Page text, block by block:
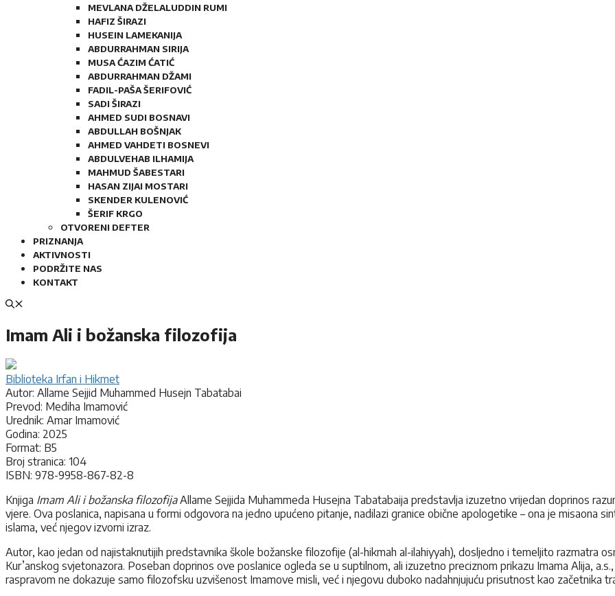
MEVLANA DŽELALUDDIN RUMI
HAFIZ ŠIRAZI
HUSEIN LAMEKANIJA
ABDURRAHMAN SIRIJA
MUSA ĆAZIM ĆATIĆ
ABDURRAHMAN DŽAMI
FADIL-PAŠA ŠERIFOVIĆ
SADI ŠIRAZI
AHMED SUDI BOSNAVI
ABDULLAH BOŠNJAK
AHMED VAHDETI BOSNEVI
ABDULVEHAB ILHAMIJA
MAHMUD ŠABESTARI
HASAN ZIJAI MOSTARI
SKENDER KULENOVIĆ
ŠERIF KRGO
OTVORENI DEFTER
PRIZNANJA
AKTIVNOSTI
PODRŽITE NAS
KONTAKT
Imam Ali i božanska filozofija
Biblioteka Irfan i Hikmet
Autor: Allame Sejjid Muhammed Husejn Tabatabai
Prevod: Mediha Imamović
Urednik: Amar Imamović
Godina: 2025
Format: B5
Broj stranica: 104
ISBN: 978-9958-867-82-8
Knjiga Imam Ali i božanska filozofijaAllame Sejjida Muhammeda Husejna Tabatabaija predstavlja izuzetno vrijedan doprinos
vjere. Ova poslanica, napisana u formi odgovora na jedno upućeno pitanje, nadilazi granice obične apologetike – ona je misaona
islama, već njegov izvorni izraz.
Autor, kao jedan od najistaknutijih predstavnika škole božanske filozofije (al-hikmah al-ilahiyyah), dosljedno i temeljito razmatra
Kur’anskog svjetonazora. Poseban doprinos ove poslanice ogleda se u suptilnom, ali izuzetno preciznom prikazu Imama Alija,
raspravom ne dokazuje samo filozofsku uzvišenost Imamove misli, već i njegovu duboko nadahnjujuću prisutnost kao začetnika